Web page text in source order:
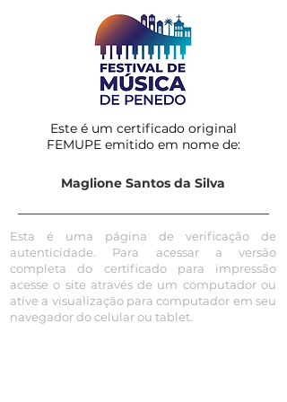
Este é um certificado original
FEMUPE emitido em nome de:
Maglione Santos da Silva
Esta é uma página de verificação de
autenticidade. Para acessar a versão
completa do certificado para impressão
acesse o site através de um computador ou
ative a visualização para computador em seu
navegador do celular ou tablet.